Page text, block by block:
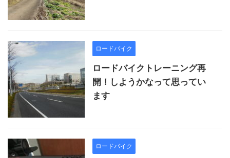
ロードバイク
ロードバイクトレーニング再
開！しようかなって思ってい
ます
ロードバイク